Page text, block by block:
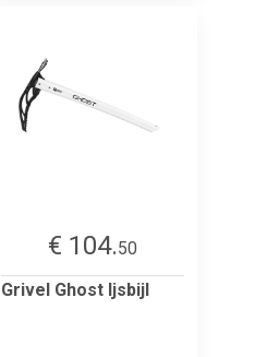
€ 104.50
Grivel Ghost Ijsbijl